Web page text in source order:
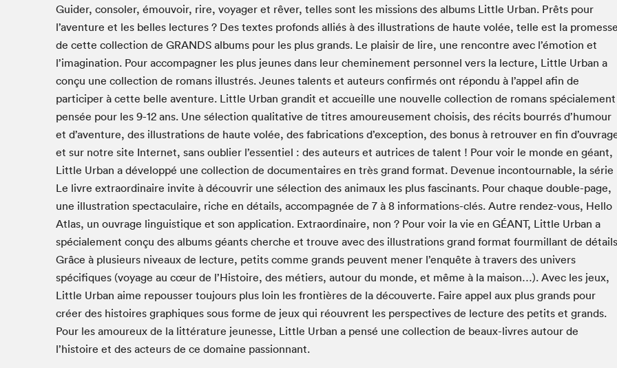
Café La Presse
Espace ado | Lis-moi MTL
Espace Côte-des-Neiges
Espace des tout-petits
Espace jeunesse présenté par Desjardins
Espace Radio-Canada
Espace Zines
La cabane à culture
La lecture en cadeau
La Maison des libraires
Le grand jeu de lecture à voix haute du Salon du livre
de Montréal
Le Salon dans ta classe
Lettres québécoises au Salon
Liseur Public
Louisiane enracinée et branchée
Matinées scolaires Hydro-Québec
Mur des illustrateur·rice·s
Narra
SLM PRO
Vitrine du Festival littéraire international Metropolis
bleu au SLM
Zone Manga
Guider, consoler, émouvoir, rire, voyager et rêver, telles sont les missions des albums Little Urban. Prêts pour
l’aventure et les belles lectures ? Des textes profonds alliés à des illustrations de haute volée, telle est la promesse
de cette collection de GRANDS albums pour les plus grands. Le plaisir de lire, une rencontre avec l’émotion et
l’imagination. Pour accompagner les plus jeunes dans leur cheminement personnel vers la lecture, Little Urban a
conçu une collection de romans illustrés. Jeunes talents et auteurs confirmés ont répondu à l’appel afin de
participer à cette belle aventure. Little Urban grandit et accueille une nouvelle collection de romans spécialement
pensée pour les 9-12 ans. Une sélection qualitative de titres amoureusement choisis, des récits bourrés d’humour
et d’aventure, des illustrations de haute volée, des fabrications d’exception, des bonus à retrouver en fin
et sur notre site Internet, sans oublier l’essentiel : des auteurs et autrices de talent ! Pour voir le monde en géant,
Little Urban a développé une collection de documentaires en très grand format. Devenue incontournable, la série
Le livre extraordinaire invite à découvrir une sélection des animaux les plus fascinants. Pour chaque double-page,
une illustration spectaculaire, riche en détails, accompagnée de 7 à 8 informations-clés. Autre rendez-vous, Hello
Atlas, un ouvrage linguistique et son application. Extraordinaire, non ? Pour voir la vie en GÉANT, Little Urban a
spécialement conçu des albums géants cherche et trouve avec des illustrations grand format fourmillant de
Grâce à plusieurs niveaux de lecture, petits comme grands peuvent mener l’enquête à travers des univers
spécifiques (voyage au cœur de l’Histoire, des métiers, autour du monde, et même à la maison…). Avec les jeux,
Little Urban aime repousser toujours plus loin les frontières de la découverte. Faire appel aux plus grands pour
créer des histoires graphiques sous forme de jeux qui réouvrent les perspectives de lecture des petits et grands.
Pour les amoureux de la littérature jeunesse, Little Urban a pensé une collection de beaux-livres autour de
l’histoire et des acteurs de ce domaine passionnant.